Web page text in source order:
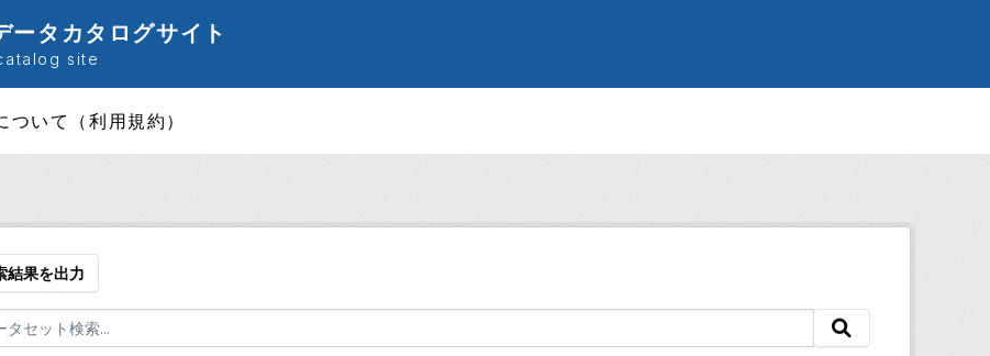
ータカタログサイト
site
ついて（利用規約）
結果を出力